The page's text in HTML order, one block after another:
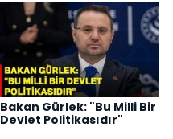
Bakan Gürlek: "Bu Milli Bir
Devlet Politikasıdır"